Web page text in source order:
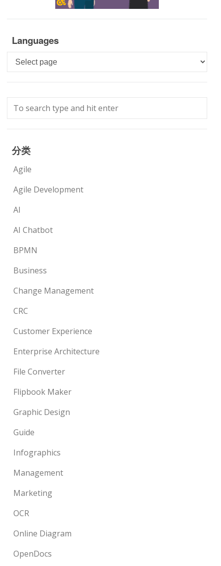
Languages
Languages
分类
Agile
Agile Development
AI
AI Chatbot
BPMN
Business
Change Management
CRC
Customer Experience
Enterprise Architecture
File Converter
Flipbook Maker
Graphic Design
Guide
Infographics
Management
Marketing
OCR
Online Diagram
OpenDocs